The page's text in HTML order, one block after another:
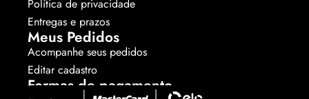
Política de privacidade
Entregas e prazos
Meus Pedidos
Acompanhe seus pedidos
Editar cadastro
Formas de pagamento